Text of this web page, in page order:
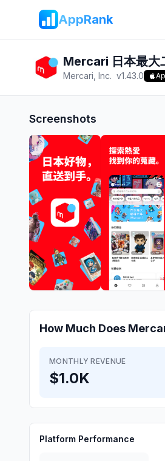
AppRank
Mercari 日本最大
Mercari, Inc. v1.43.0
Screenshots
How Much Does
MONTHLY REVENUE
$1.0K
Platform Performance